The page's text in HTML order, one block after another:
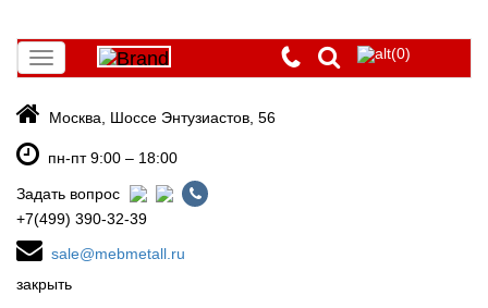
Toggle
navigation
(0)
Москва, Шоссе Энтузиастов, 56
пн-пт 9:00 – 18:00
Задать вопрос
+7(499) 390-32-39
sale@mebmetall.ru
закрыть